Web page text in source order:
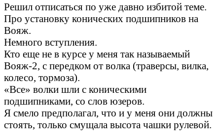
Решил отписаться по уже давно избитой теме.
Про установку конических подшипников на
Вояж.
Немного вступления.
Кто еще не в курсе у меня так называемый
Вояж-2, с передком от волка (траверсы, вилка,
колесо, тормоза).
«Все» волки шли с коническими
подшипниками, со слов юзеров.
Я смело предполагал, что и у меня они должны
стоять, только смущала высота чашки рулевой.